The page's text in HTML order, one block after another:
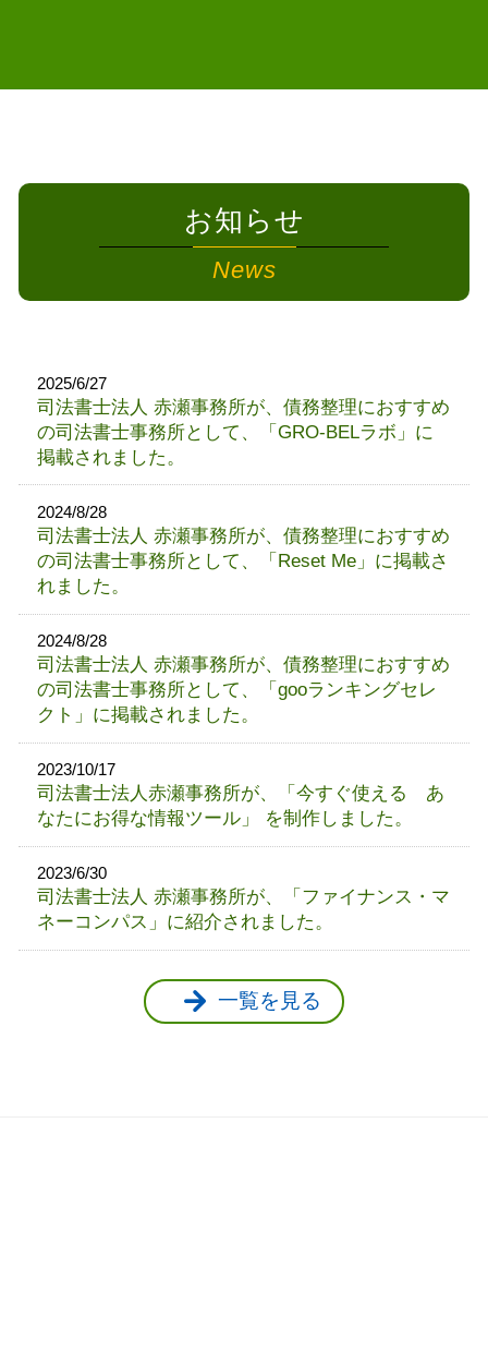
お知らせ
News
2025/6/27
司法書士法人 赤瀬事務所が、債務整理におすすめ
の司法書士事務所として、「GRO-BELラボ」に
掲載されました。
2024/8/28
司法書士法人 赤瀬事務所が、債務整理におすすめ
の司法書士事務所として、「Reset Me」に掲載さ
れました。
2024/8/28
司法書士法人 赤瀬事務所が、債務整理におすすめ
の司法書士事務所として、「gooランキングセレ
クト」に掲載されました。
2023/10/17
司法書士法人赤瀬事務所が、「今すぐ使える あ
なたにお得な情報ツール」 を制作しました。
2023/6/30
司法書士法人 赤瀬事務所が、「ファイナンス・マ
ネーコンパス」に紹介されました。
一覧を見る